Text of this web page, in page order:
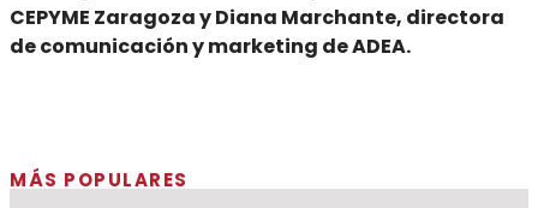
CEPYME Zaragoza y Diana Marchante, directora
de comunicación y marketing de ADEA.
MÁS POPULARES